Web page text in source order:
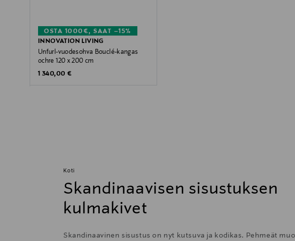
OSTA 1000€, SAAT –15%
INNOVATION LIVING
Unfurl-vuodesohva Bouclé-kangas
ochre 120 x 200 cm
Original Price
1 340,00 €
Koti
Skandinaavisen sisustuksen
kulmakivet
Skandinaavinen sisustus on nyt kutsuva ja kodikas. Pehmeät